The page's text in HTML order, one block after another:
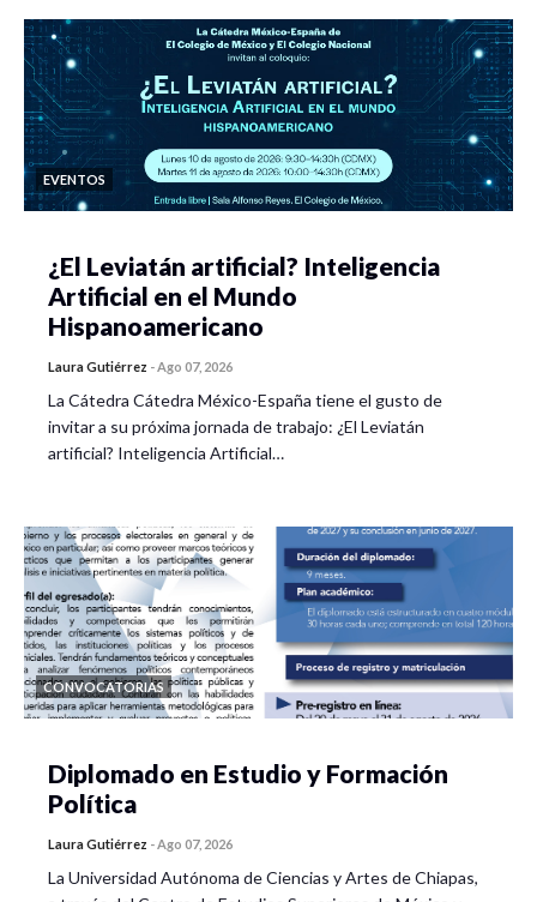
EVENTOS
¿El Leviatán artificial? Inteligencia
Artificial en el Mundo
Hispanoamericano
Laura Gutiérrez -Ago 07, 2026
La Cátedra Cátedra México-España tiene el gusto de
invitar a su próxima jornada de trabajo: ¿El Leviatán
artificial? Inteligencia Artificial…
CONVOCATORIAS
Diplomado en Estudio y Formación
Política
Laura Gutiérrez -Ago 07, 2026
La Universidad Autónoma de Ciencias y Artes de Chiapas,